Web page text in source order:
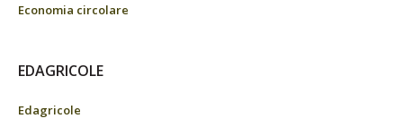
Economia circolare
EDAGRICOLE
Edagricole